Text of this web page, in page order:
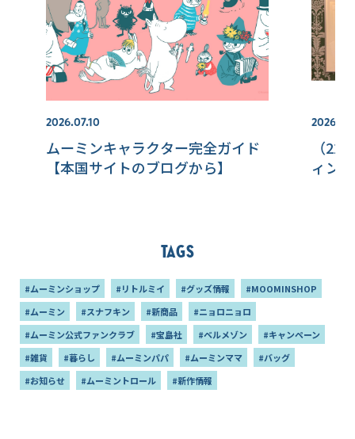
2026.07.10
ムーミンキャラクター完全ガイド
【本国サイトのブログから】
（
ィン
Tags
#ムーミンショップ #リトルミイ #グッズ情報
#MOOMINSHOP
#ムーミン
#スナフキン #新商品
#ニョロニョロ
#ムーミン公式ファンクラブ
#宝島社 #ベルメゾン
#キャンペーン
#雑貨
#暮らし #ムーミンパパ #ムーミンママ
#バッグ
#お知らせ
#ムーミントロール #新作情報